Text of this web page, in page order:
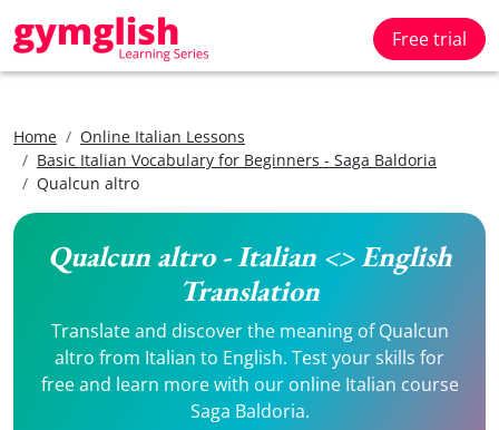
Free trial
Home
Online Italian Lessons
Basic Italian Vocabulary for Beginners - Saga Baldoria
Qualcun altro
Qualcun altro - Italian <> English
Translation
Translate and discover the meaning of Qualcun
altro from Italian to English. Test your skills for
free and learn more with our online Italian course
Saga Baldoria.